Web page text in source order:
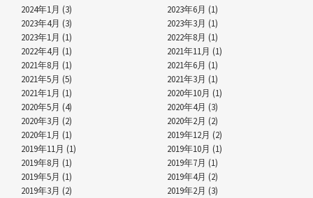
2024年1月 (3)
2023年6月 (1)
2023年4月 (3)
2023年3月 (1)
2023年1月 (1)
2022年8月 (1)
2022年4月 (1)
2021年11月 (1)
2021年8月 (1)
2021年6月 (1)
2021年5月 (5)
2021年3月 (1)
2021年1月 (1)
2020年10月 (1)
2020年5月 (4)
2020年4月 (3)
2020年3月 (2)
2020年2月 (2)
2020年1月 (1)
2019年12月 (2)
2019年11月 (1)
2019年10月 (1)
2019年8月 (1)
2019年7月 (1)
2019年5月 (1)
2019年4月 (2)
2019年3月 (2)
2019年2月 (3)